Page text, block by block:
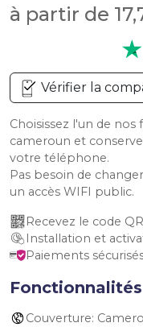
à partir de
Vérifier la
Choisissez l'un de
cameroun et
votre téléphone.
Pas besoin de
un accès WIFI public.
Recevez le code
Installation et
Paiements
Couverture: